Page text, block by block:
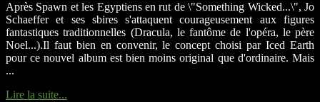
Après Spawn et les Egyptiens en rut de \"Something Wicked...\", Jo
Schaeffer et ses sbires s'attaquent courageusement aux figures
fantastiques traditionnelles (Dracula, le fantôme de l'opéra, le père
Noel...).Il faut bien en convenir, le concept choisi par Iced Earth
pour ce nouvel album est bien moins original que d'ordinaire. Mais
...
Lire la suite...